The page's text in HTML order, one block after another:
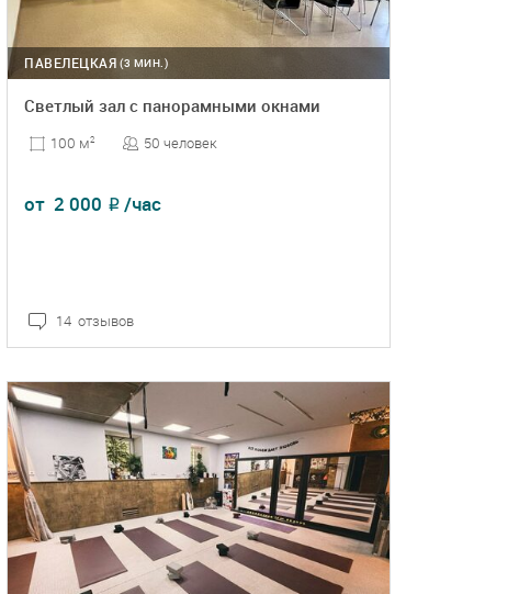
(3 МИН.)
ПАВЕЛЕЦКАЯ
Светлый зал с панорамными окнами
100 м2 50 человек
от 2 000 ₽ /час
14 отзывов